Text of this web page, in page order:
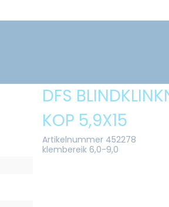
DFS
KOP 5,9X15
Artikelnummer 452278
klembereik 6,0-9,0